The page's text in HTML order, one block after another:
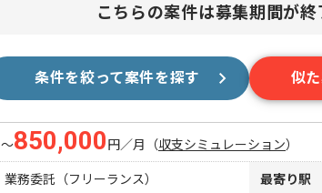
こちらの案件は募集期間が
条件を絞って案件を探す 似
〜850,000 円／月 （収支シミュレーション）
業務委託（フリーランス） 最寄り駅